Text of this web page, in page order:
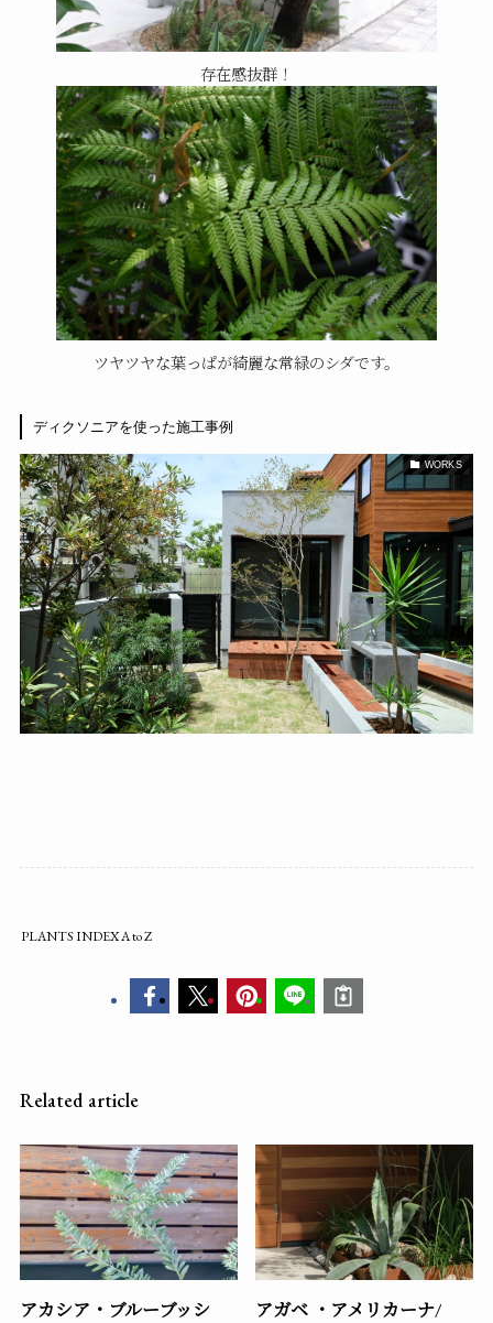
存在感抜群！
ツヤツヤな葉っぱが綺麗な常緑のシダです。
ディクソニアを使った施工事例
WORKS
PLANTS INDEX A to Z
Related article
アカシア・ブルーブッシ
アガベ ・アメリカーナ/